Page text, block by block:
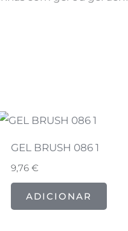
GEL BRUSH 086 1
9,76€
ADICIONAR